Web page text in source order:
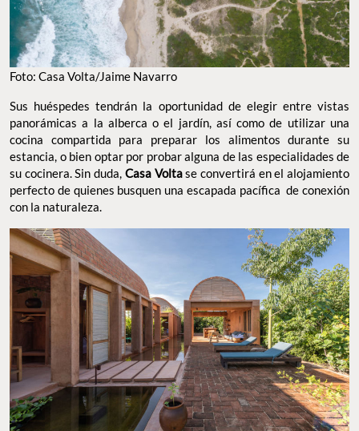
Foto: Casa Volta/Jaime Navarro
Sus huéspedes tendrán la oportunidad de elegir entre vistas
panorámicas a la alberca o el jardín, así como de utilizar una
cocina compartida para preparar los alimentos durante su
estancia, o bien optar por probar alguna de las especialidades de
su cocinera. Sin duda, Casa Voltase convertirá en el alojamiento
perfecto de quienes busquen una escapada pacífica de conexión
con la naturaleza.